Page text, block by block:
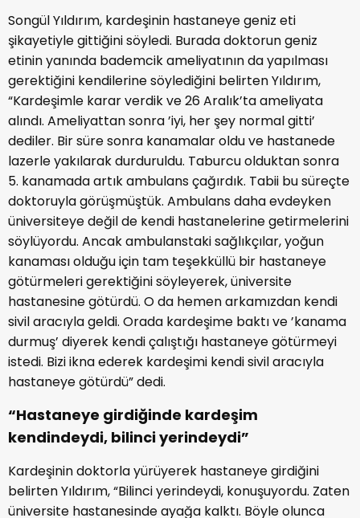
Songül Yıldırım, kardeşinin hastaneye geniz eti
şikayetiyle gittiğini söyledi. Burada doktorun geniz
etinin yanında bademcik ameliyatının da yapılması
gerektiğini kendilerine söylediğini belirten Yıldırım,
“Kardeşimle karar verdik ve 26 Aralık’ta ameliyata
alındı. Ameliyattan sonra ’iyi, her şey normal gitti’
dediler. Bir süre sonra kanamalar oldu ve hastanede
lazerle yakılarak durduruldu. Taburcu olduktan sonra
5. kanamada artık ambulans çağırdık. Tabii bu süreçte
doktoruyla görüşmüştük. Ambulans daha evdeyken
üniversiteye değil de kendi hastanelerine getirmelerini
söylüyordu. Ancak ambulanstaki sağlıkçılar, yoğun
kanaması olduğu için tam teşekküllü bir hastaneye
götürmeleri gerektiğini söyleyerek, üniversite
hastanesine götürdü. O da hemen arkamızdan kendi
sivil aracıyla geldi. Orada kardeşime baktı ve ’kanama
durmuş’ diyerek kendi çalıştığı hastaneye götürmeyi
istedi. Bizi ikna ederek kardeşimi kendi sivil aracıyla
hastaneye götürdü” dedi.
“Hastaneye girdiğinde kardeşim
kendindeydi, bilinci yerindeydi”
Kardeşinin doktorla yürüyerek hastaneye girdiğini
belirten Yıldırım, “Bilinci yerindeydi, konuşuyordu. Zaten
üniversite hastanesinde ayağa kalktı. Böyle olunca